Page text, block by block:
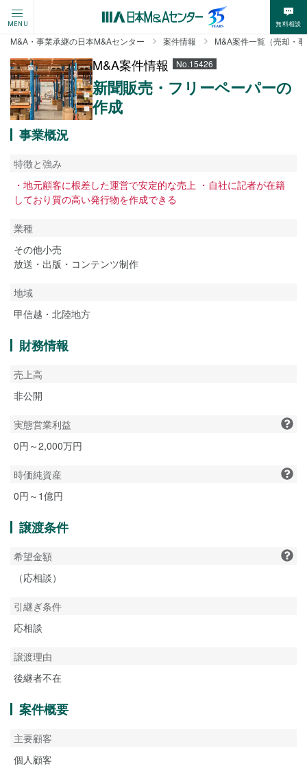
MENU 無料相談
M&A・事業承継の日本M&Aセンター 案件情報 M&A案件一覧（売却・
M&A案件情報 No.15426
新聞販売・フリーペーパーの
作成
事業概況
特徴と強み
・地元顧客に根差した運営で安定的な売上 ・自社に記者が在籍
しており質の高い発行物を作成できる
業種
その他小売
放送・出版・コンテンツ制作
地域
甲信越・北陸地方
財務情報
売上高
非公開
実態営業利益
0円～2,000万円
時価純資産
0円～1億円
譲渡条件
希望金額
（応相談）
引継ぎ条件
応相談
譲渡理由
後継者不在
案件概要
主要顧客
個人顧客